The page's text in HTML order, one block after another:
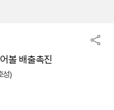
볼 배출촉진
성)